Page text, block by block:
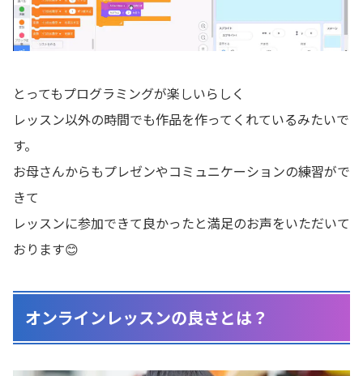
とってもプログラミングが楽しいらしく
レッスン以外の時間でも作品を作ってくれているみたいで
す。
お母さんからもプレゼンやコミュニケーションの練習がで
きて
レッスンに参加できて良かったと満足のお声をいただいて
おります😊
オンラインレッスンの良さとは？